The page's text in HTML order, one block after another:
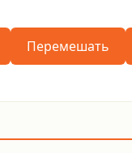
Перемешать